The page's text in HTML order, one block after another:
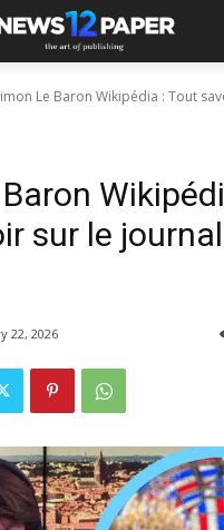
Le Baron Wikipédia : Tout
sur le
22, 2026